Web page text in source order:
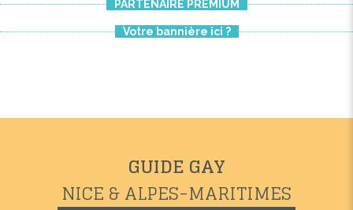
PARTENAIRE PREMIUM
Votre bannière ici ?
GUIDE GAY
NICE & ALPES-MARITIMES